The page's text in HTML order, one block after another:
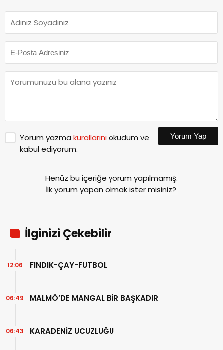
Yorum yazma kurallarınıokudum ve
kabul ediyorum.
Yorum Yap
Henüz bu içeriğe yorum yapılmamış.
İlk yorum yapan olmak ister misiniz?
İlginizi Çekebilir
FINDIK-ÇAY-FUTBOL
12:06
MALMÖ’DE MANGAL BİR BAŞKADIR
06:49
KARADENİZ UCUZLUĞU
06:43